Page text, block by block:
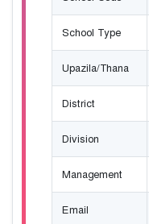
School Type
Upazila/Thana
District
Division
Management
Email